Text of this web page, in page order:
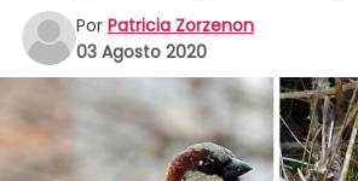
Por Patricia Zorzenon
03 Agosto 2020